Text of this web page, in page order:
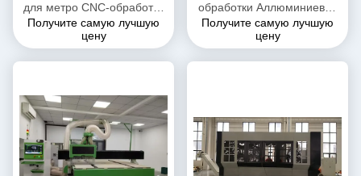
для метро CNC-обработка
Части для
высокоскоростных
железнодорожных поездов
Получите самую лучшую
цену
обработки Аллюминиевая
плита и алюминиевый
профиль
Получите самую лучшую
цену